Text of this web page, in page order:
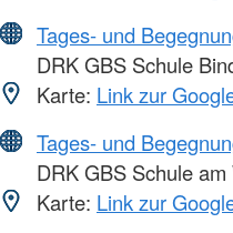
Tages- und
DRK GBS Schule
Karte: Link zur
Tages- und
DRK GBS Schule am
Karte: Link zur